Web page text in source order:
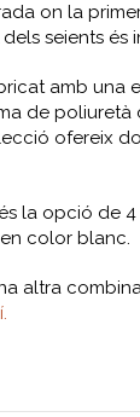
on la
seients és
amb una
de poliuretà
ofereix
la opció de 4
en color blanc.
altra